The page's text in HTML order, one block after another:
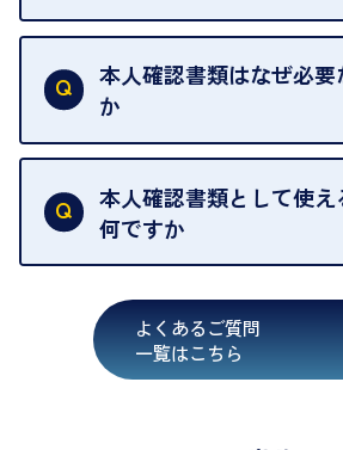
売却当日を含む8日間のうちに
出張買取のお品物は、8日間保管
お品物の内容や点数によって異
取の場合は1点あたり数分程度が
お品物の場合は、お時間をいた
本人確認書類はなぜ必要
か
買取店は古物営業法により、お
行うことが義務付けられていま
いただくためにも、ご協力をお
本人確認書類として使え
何ですか
・健康保険証確認書
・マイナンバーカード
・在留カード
よくあるご質問
一覧はこちら